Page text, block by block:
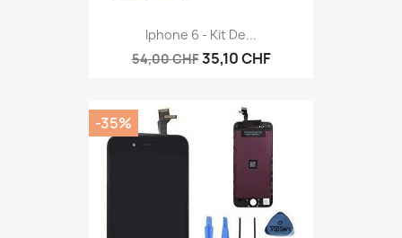
Iphone 6 - Kit De...
54,00 CHF35,10 CHF
-35%